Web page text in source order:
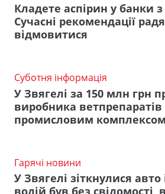
Кладете аспірин у банки
Сучасні рекомендації
відмовитися
Суботня інформація
У Звягелі за 150 млн грн
виробника
промисловим комплексом
Гарячі новини
У Звягелі зіткнулися
водій був без свідомості,